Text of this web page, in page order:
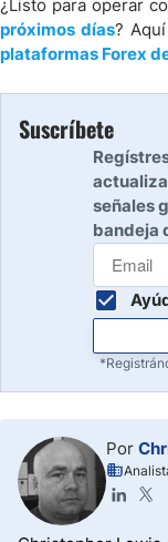
¿Listo para operar
próximos días?
plataformas Forex
Suscríbete
señales
bandeja
Por